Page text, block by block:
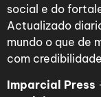
social e do
Actualizado
mundo o que de
com
Imparcial Press